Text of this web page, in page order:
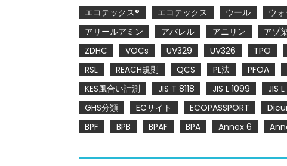
エコテックス®
エコテックス ウール ウ
アリールアミン
アパレル アニリン アゾ
ZDHC
VOCs UV329 UV326 TPO
RSL
REACH規則 QCS PL法 PFOA
KES風合い計測
JIS T 8118 JIS L 1099 JIS
GHS分類
ECサイト ECOPASSPORT
BPF
BPB BPAF BPA Annex 6